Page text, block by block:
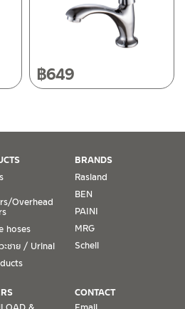
hrs.
/ Public Holidays
seller’s receipt, shall be required
which will be checked against
absence of such proof of
can be made.
claims, a product must be in
If defects such as dents,
are evident, or its overall
฿649
Overhead
hoses
ะชาย / Urinal
BRANDS
Rasland
BEN
PAINI
MRG
Schell
CONTACT